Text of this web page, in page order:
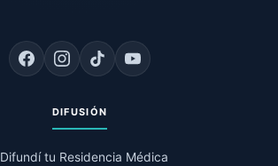
DIFUSIÓN
Difundí tu Residencia Médica